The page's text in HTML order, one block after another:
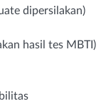
dipersilakan)
hasil tes MBTI)